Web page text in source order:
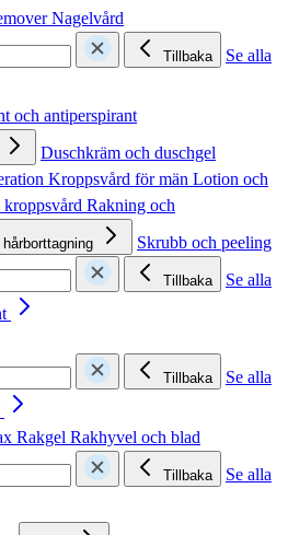
Nagelvård
Tillbaka
Se alla
och antiperspirant
Duschkräm och duschgel
Kroppsvård för män Lotion och
kroppsvård Rakning och
Skrubb och peeling
Tillbaka
Se alla
Tillbaka
Se alla
Rakgel Rakhyvel och blad
Tillbaka
Se alla